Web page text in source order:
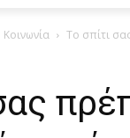
Κοινωνία Το σπίτι